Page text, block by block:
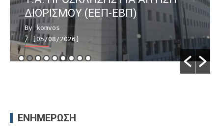
ΔΙΟΡΙΣΜΟΥ (ΕΕΠ-ΕΒΠ)
By komvos
/ [05/08/2026]
ΕΝΗΜΕΡΩΣΗ